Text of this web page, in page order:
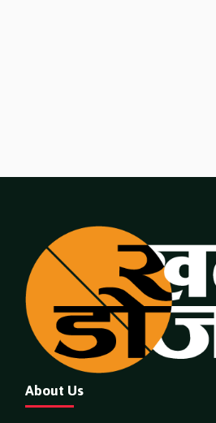
About Us